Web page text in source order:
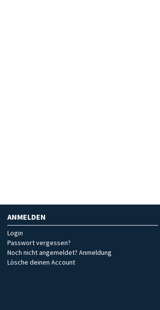
ANMELDEN
Login
Passwort vergessen?
Noch nicht angemeldet? Anmeldung
Lösche deinen Account